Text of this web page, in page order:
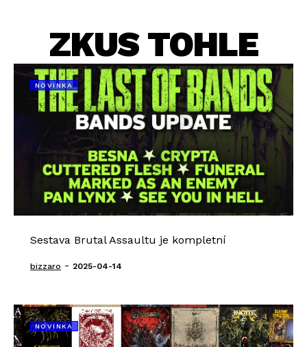
ZKUS TOHLE
NOVINKA
Sestava Brutal Assaultu je kompletní
bizzaro - 2025-04-14
NOVINKA